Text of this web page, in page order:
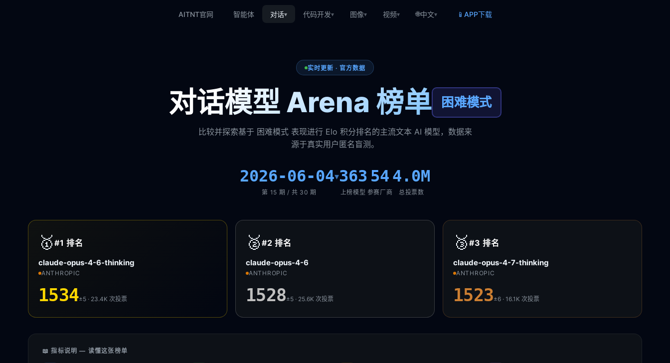
AITNT官网 智能体 对话▾ 代码开发▾ 图像▾ 视频▾ 🌐中文▾ 📱 APP下载
实时更新 · 官方数据
对话模型 Arena 榜单 困难模式
比较并探索基于 困难模式 表现进行 Elo 积分排名的主流文本 AI 模型，数据来
源于真实用户匿名盲测。
2026-06-04▾
第 15 期 / 共 30 期
363
上榜模型
54
参赛厂商
4.0M
总投票数
🥇 #1排名
claude-opus-4-6-thinking
ANTHROPIC
1534±5 · 23.4K次投票
🥈 #2排名
claude-opus-4-6
ANTHROPIC
1528±5 · 25.6K次投票
🥉 #3排名
claude-opus-4-7-thinking
ANTHROPIC
1523±6 · 16.1K次投票
📖 指标说明 — 读懂这张榜单